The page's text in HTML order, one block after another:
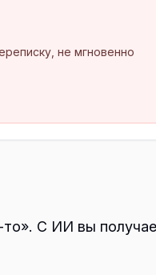
не мгновенно
то». С ИИ вы